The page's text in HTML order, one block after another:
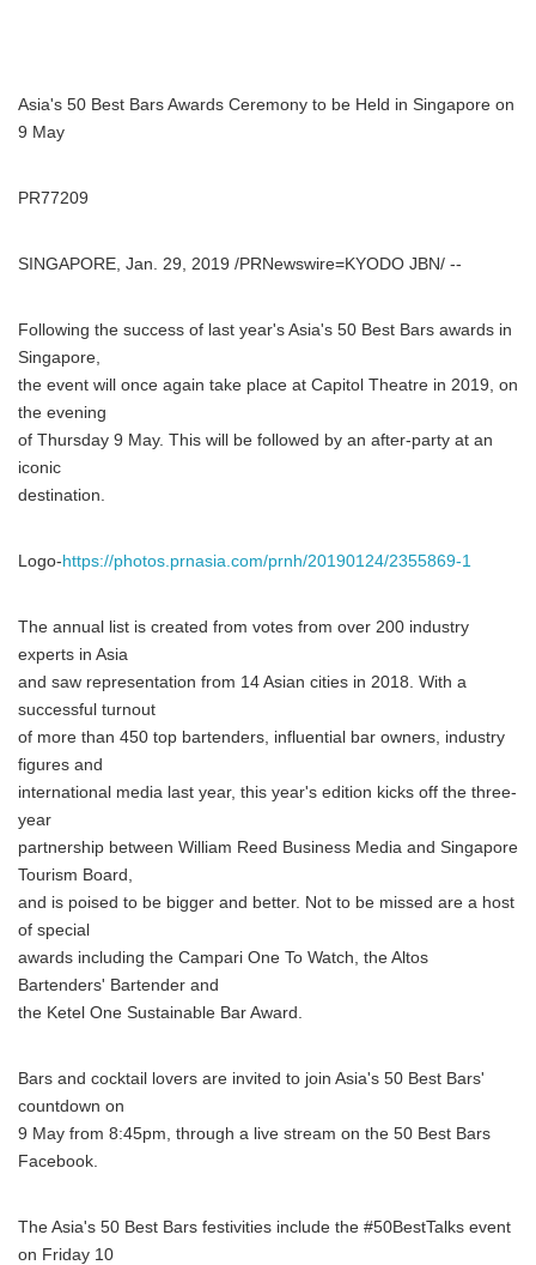
Asia's 50 Best Bars Awards Ceremony to be Held in Singapore on
9 May
PR77209
SINGAPORE, Jan. 29, 2019 /PRNewswire=KYODO JBN/ --
Following the success of last year's Asia's 50 Best Bars awards in
Singapore,
the event will once again take place at Capitol Theatre in 2019, on
the evening
of Thursday 9 May. This will be followed by an after-party at an
iconic
destination.
Logo- https://photos.prnasia.com/prnh/20190124/2355869-1
The annual list is created from votes from over 200 industry
experts in Asia
and saw representation from 14 Asian cities in 2018. With a
successful turnout
of more than 450 top bartenders, influential bar owners, industry
figures and
international media last year, this year's edition kicks off the three-
year
partnership between William Reed Business Media and Singapore
Tourism Board,
and is poised to be bigger and better. Not to be missed are a host
of special
awards including the Campari One To Watch, the Altos
Bartenders' Bartender and
the Ketel One Sustainable Bar Award.
Bars and cocktail lovers are invited to join Asia's 50 Best Bars'
countdown on
9 May from 8:45pm, through a live stream on the 50 Best Bars
Facebook.
The Asia's 50 Best Bars festivities include the #50BestTalks event
on Friday 10